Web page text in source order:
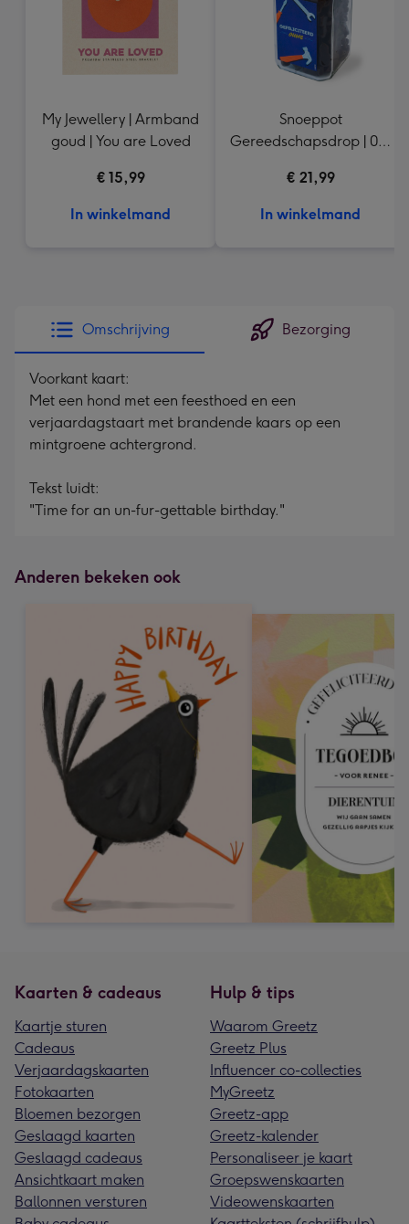
My Jewellery | Armband
goud | You are Loved
€ 15,99
In winkelmand
Snoeppot
Gereedschapsdrop | 0,9
€ 21,99
In winkelmand
Omschrijving Bezorging
Voorkant kaart:
Met een hond met een feesthoed en een
verjaardagstaart met brandende kaars op een
mintgroene achtergrond.
Tekst luidt:
"Time for an un-fur-gettable birthday."
Anderen bekeken ook
Kaarten & cadeaus
Kaartje sturen
Cadeaus
Verjaardagskaarten
Fotokaarten
Bloemen bezorgen
Geslaagd kaarten
Geslaagd cadeaus
Ansichtkaart maken
Ballonnen versturen
Hulp & tips
Waarom Greetz
Greetz Plus
Influencer co-collecties
MyGreetz
Greetz-app
Greetz-kalender
Personaliseer je kaart
Groepswenskaarten
Videowenskaarten